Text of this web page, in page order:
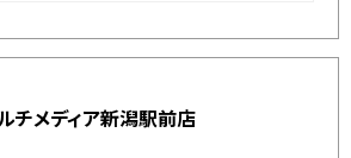
チメディア新潟駅前店